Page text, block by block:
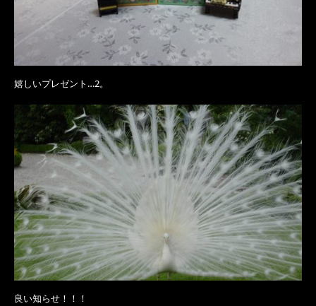
嬉しいプレゼント…2。
良い知らせ！！！